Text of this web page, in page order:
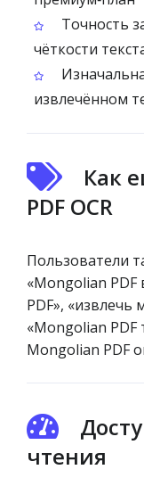
Точность
чёткости
извлечённом
Как
PDF OCR
Пользователи
«Mongolian PDF
PDF», «извлечь
«Mongolian PDF
Mongolian PDF
чтения